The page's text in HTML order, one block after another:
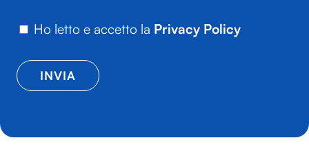
Ho letto e accetto la Privacy Policy